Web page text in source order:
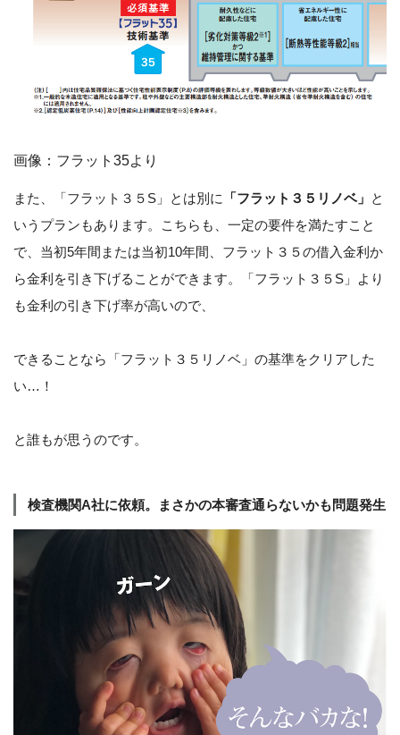
画像：フラット35より
また、「フラット３５S」とは別に 「フラット３５リノベ」 と
いうプランもあります。こちらも、一定の要件を満たすこと
で、当初5年間または当初10年間、フラット３５の借入金利か
ら金利を引き下げることができます。「フラット３５S」より
も金利の引き下げ率が高いので、
できることなら「フラット３５リノベ」の基準をクリアした
い…！
と誰もが思うのです。
検査機関A社に依頼。まさかの本審査通らないかも問題発生